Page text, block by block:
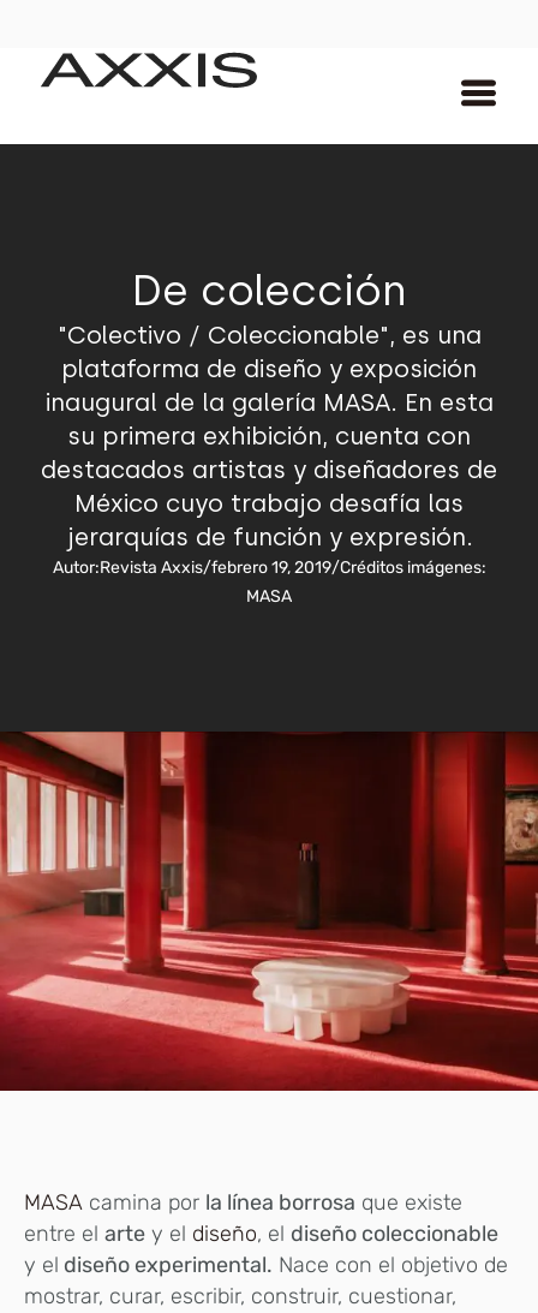
De colección
"Colectivo / Coleccionable", es una
plataforma de diseño y exposición
inaugural de la galería MASA. En esta
su primera exhibición, cuenta con
destacados artistas y diseñadores de
México cuyo trabajo desafía las
jerarquías de función y expresión.
Autor:Revista Axxis/febrero 19, 2019/Créditos imágenes:
MASA
MASA camina por la línea borrosa que existe
entre el arte y el diseño, el diseño coleccionable
y el diseño experimental. Nace con el objetivo de
mostrar, curar, escribir, construir, cuestionar,